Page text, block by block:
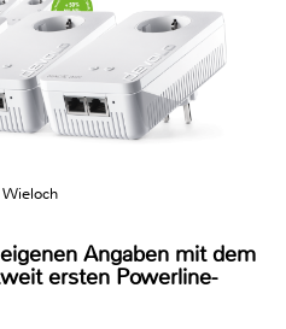
Angaben mit dem
ersten Powerline-